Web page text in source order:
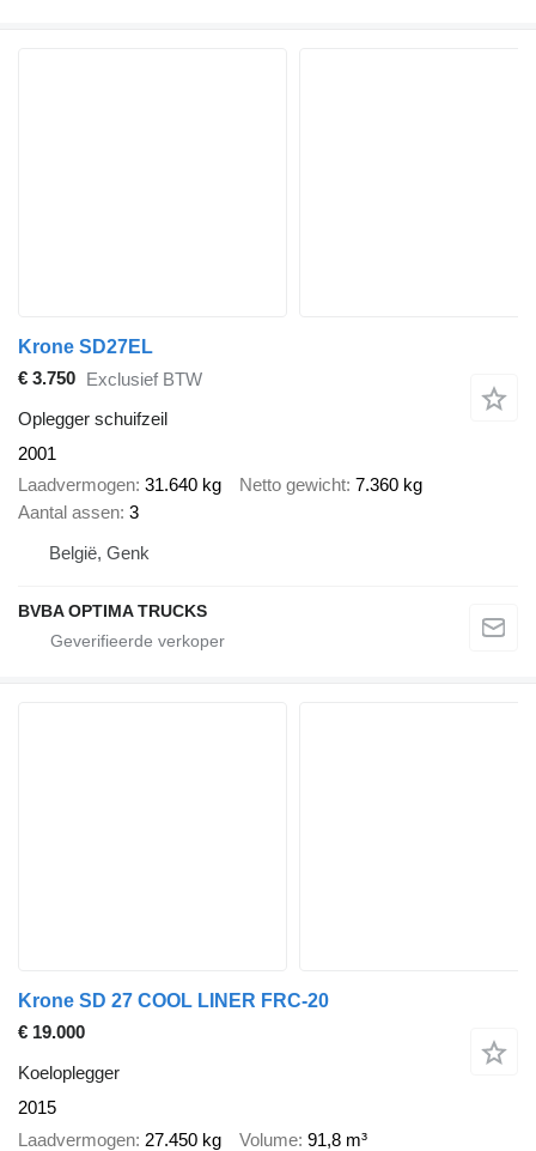
Krone SD27EL
€ 3.750 Exclusief BTW
Oplegger schuifzeil
2001
Laadvermogen 31.640 kg Netto gewicht 7.360 kg
Aantal assen 3
België, Genk
BVBA OPTIMA TRUCKS
Krone SD 27 COOL LINER FRC-20
€ 19.000
Koeloplegger
2015
Laadvermogen 27.450 kg Volume 91,8 m³